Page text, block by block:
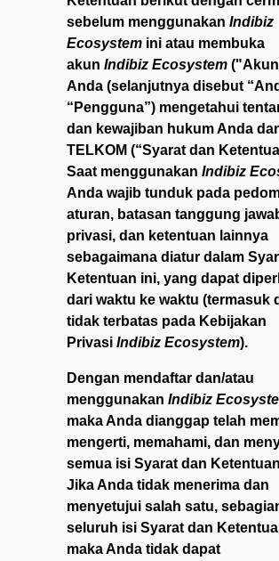
sebelum menggunakan Indibiz
Ecosystem ini atau membuka
akun Indibiz Ecosystem
Anda (selanjutnya disebut
“Pengguna”) mengetahui
dan kewajiban hukum Anda
TELKOM (“Syarat dan
Saat menggunakan Indibiz
Anda wajib tunduk pada
aturan, batasan tanggung
privasi, dan ketentuan lainnya
sebagaimana diatur dalam
Ketentuan ini, yang dapat
dari waktu ke waktu (termasuk
tidak terbatas pada Kebijakan
Privasi Indibiz Ecosystem).
Dengan mendaftar dan/atau
menggunakan Indibiz
maka Anda dianggap telah
mengerti, memahami, dan
semua isi Syarat dan
Jika Anda tidak menerima dan
menyetujui salah satu,
seluruh isi Syarat dan
maka Anda tidak dapat